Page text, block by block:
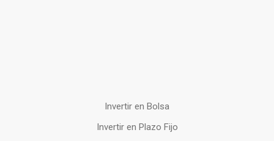
Invertir en Bolsa
Invertir en Plazo Fijo